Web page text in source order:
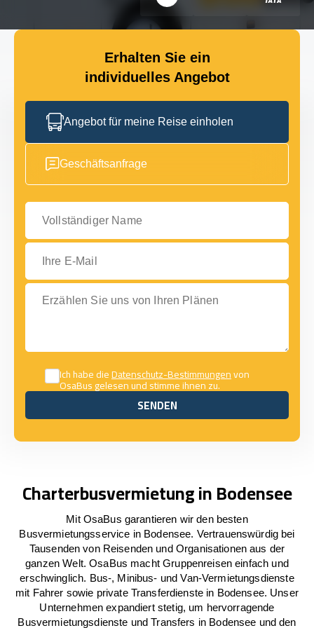
Erhalten Sie ein
individuelles Angebot
Angebot für meine Reise einholen
Geschäftsanfrage
Vollständiger Name
Ihre E-Mail
Erzählen Sie uns von Ihren Plänen
Ich habe dieDatenschutz-Bestimmungenvon
OsaBus gelesen und stimme ihnen zu.
SENDEN
SENDEN
Charterbusvermietung in Bodensee
Mit OsaBus garantieren wir den besten
Busvermietungsservice in Bodensee. Vertrauenswürdig bei
Tausenden von Reisenden und Organisationen aus der
ganzen Welt. OsaBus macht Gruppenreisen einfach und
erschwinglich. Bus-, Minibus- und Van-Vermietungsdienste
mit Fahrer sowie private Transferdienste in Bodensee. Unser
Unternehmen expandiert stetig, um hervorragende
Busvermietungsdienste und Transfers in Bodensee und den